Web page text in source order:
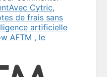
Avec Cytric,
de frais sans
artificielle
AFTM , le